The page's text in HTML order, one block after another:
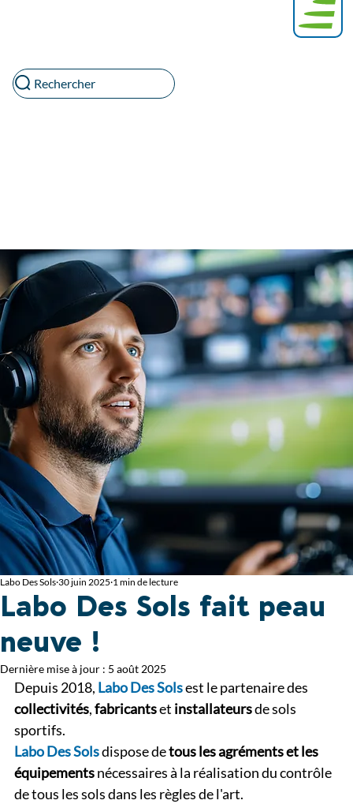
Rechercher
Labo Des Sols fait peau
neuve !
Labo Des Sols 30 juin 2025 1 min de lecture
Dernière mise à jour : 5 août 2025
Depuis 2018, Labo Des Sols est le partenaire des
collectivités, fabricants et installateurs de sols
sportifs.
Labo Des Sols dispose de tous les agréments et les
équipements nécessaires à la réalisation du contrôle
de tous les sols dans les règles de l'art.